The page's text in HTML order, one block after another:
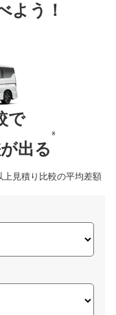
よう！
で
出る
※
見積り比較の平均差額